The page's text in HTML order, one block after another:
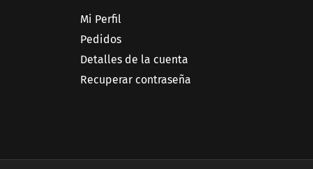
Mi Perfil
Pedidos
Detalles de la cuenta
Recuperar contraseña